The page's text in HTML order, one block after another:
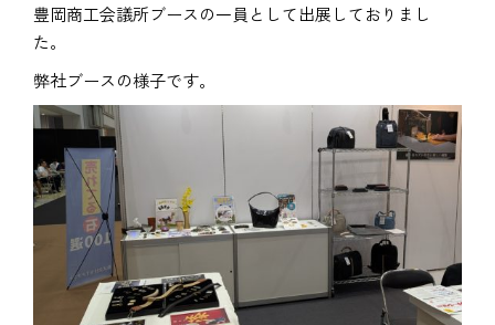
豊岡商工会議所ブースの一員として出展しておりまし
た。
弊社ブースの様子です。